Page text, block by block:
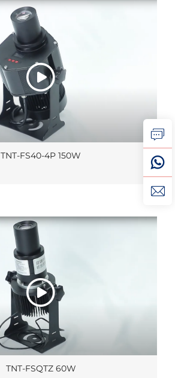
TNT-FS40-4P 150W
TNT-FSQTZ 60W